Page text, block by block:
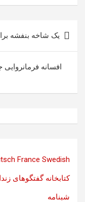
نوشته
یک شاخه بنفشه
افسانه فرمانروایی
France Swedish
کتابخانه گفتگوهای
شبنامه